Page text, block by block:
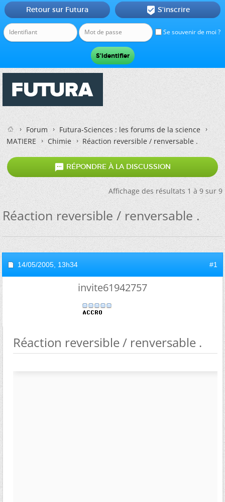
Se souvenir de moi ?
Retour sur Futura  S'inscrire
Forum
Futura-Sciences : les forums de la science
MATIERE
Chimie Réaction reversible / renversable .
 RÉPONDRE À LA DISCUSSION
Affichage des résultats 1 à 9 sur 9
Réaction reversible / renversable .
14/05/2005, 13h34 #1
invite61942757
Réaction reversible / renversable .